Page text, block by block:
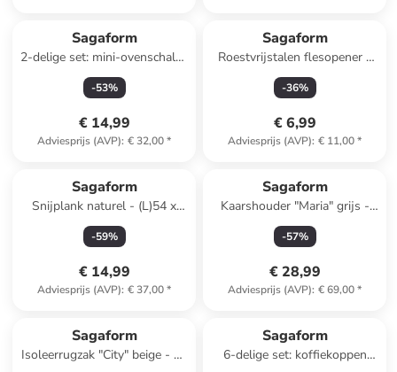
Sagaform
2-delige set: mini-ovenschalen
"Flora" wit - (B)12,5 x (H)4,5 x
(D)9 cm
-53%
€ 14,99
Adviesprijs (AVP): € 32,00*
Sagaform
Roestvrijstalen flesopener -
(H)8 x Ø 5 cm
-36%
€ 6,99
Adviesprijs (AVP): € 11,00*
Sagaform
Snijplank naturel - (L)54 x
(B)20 cm
-59%
€ 14,99
Adviesprijs (AVP): € 37,00*
Sagaform
Kaarshouder "Maria" grijs -
(H)5 x Ø 23 cm
-57%
€ 28,99
Adviesprijs (AVP): € 69,00*
Sagaform
Isoleerrugzak "City" beige - 21
Sagaform
6-delige set: koffiekoppen